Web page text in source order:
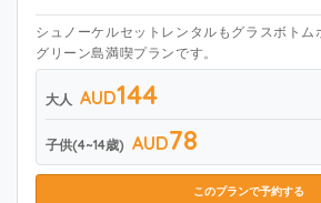
シュノーケルセットレンタルもグラスボトム
グリーン島満喫プランです。
大人 AUD144
子供(4~14歳) AUD78
このプランで予約する